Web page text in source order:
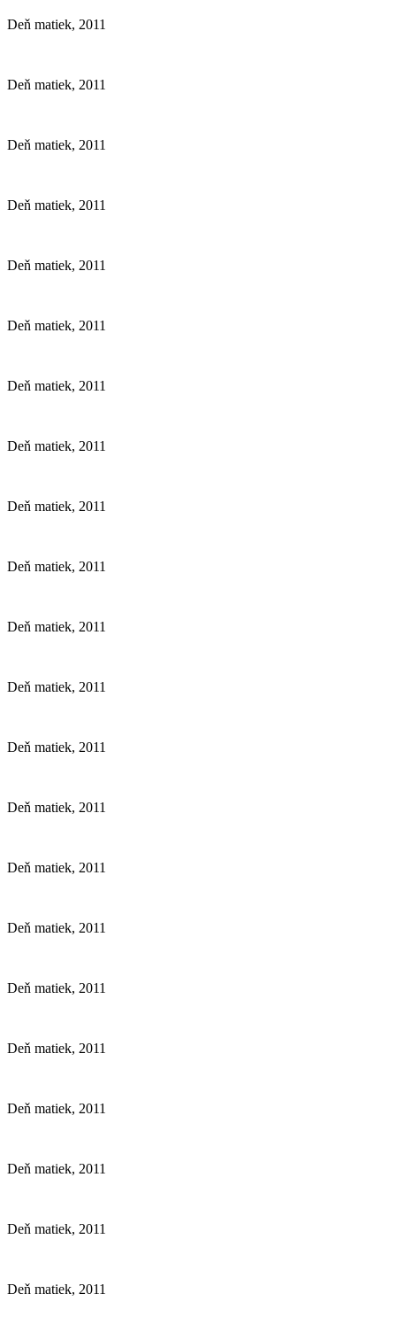
Deň matiek, 2011
Deň matiek, 2011
Deň matiek, 2011
Deň matiek, 2011
Deň matiek, 2011
Deň matiek, 2011
Deň matiek, 2011
Deň matiek, 2011
Deň matiek, 2011
Deň matiek, 2011
Deň matiek, 2011
Deň matiek, 2011
Deň matiek, 2011
Deň matiek, 2011
Deň matiek, 2011
Deň matiek, 2011
Deň matiek, 2011
Deň matiek, 2011
Deň matiek, 2011
Deň matiek, 2011
Deň matiek, 2011
Deň matiek, 2011